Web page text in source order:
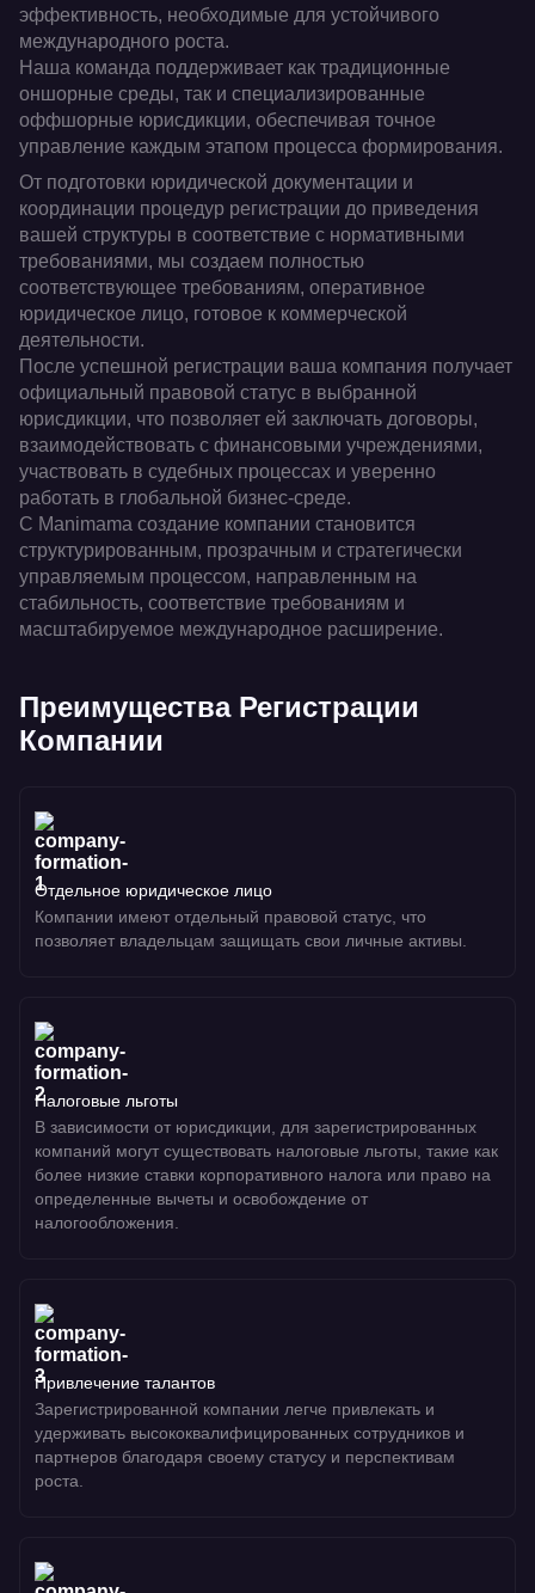
эффективность, необходимые для устойчивого
международного роста.
Наша команда поддерживает как традиционные
оншорные среды, так и специализированные
оффшорные юрисдикции, обеспечивая точное
управление каждым этапом процесса формирования.
От подготовки юридической документации и
координации процедур регистрации до приведения
вашей структуры в соответствие с нормативными
требованиями, мы создаем полностью
соответствующее требованиям, оперативное
юридическое лицо, готовое к коммерческой
деятельности.
После успешной регистрации ваша компания получает
официальный правовой статус в выбранной
юрисдикции, что позволяет ей заключать договоры,
взаимодействовать с финансовыми учреждениями,
участвовать в судебных процессах и уверенно
работать в глобальной бизнес-среде.
С Manimama создание компании становится
структурированным, прозрачным и стратегически
управляемым процессом, направленным на
стабильность, соответствие требованиям и
масштабируемое международное расширение.
Преимущества Регистрации
Компании
Отдельное юридическое лицо
Компании имеют отдельный правовой статус, что
позволяет владельцам защищать свои личные активы.
Налоговые льготы
В зависимости от юрисдикции, для зарегистрированных
компаний могут существовать налоговые льготы, такие как
более низкие ставки корпоративного налога или право на
определенные вычеты и освобождение от
налогообложения.
Привлечение талантов
Зарегистрированной компании легче привлекать и
удерживать высококвалифицированных сотрудников и
партнеров благодаря своему статусу и перспективам
роста.